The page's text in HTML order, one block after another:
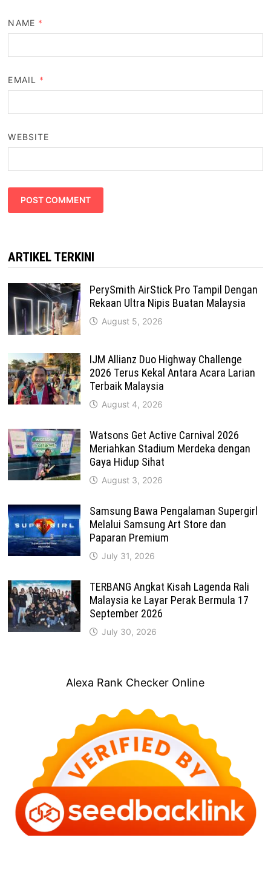
NAME *
EMAIL *
WEBSITE
ARTIKEL TERKINI
PerySmith AirStick Pro Tampil Dengan
Rekaan Ultra Nipis Buatan Malaysia
August 5, 2026
IJM Allianz Duo Highway Challenge
2026 Terus Kekal Antara Acara Larian
Terbaik Malaysia
August 4, 2026
Watsons Get Active Carnival 2026
Meriahkan Stadium Merdeka dengan
Gaya Hidup Sihat
August 3, 2026
Samsung Bawa Pengalaman Supergirl
Melalui Samsung Art Store dan
Paparan Premium
July 31, 2026
TERBANG Angkat Kisah Lagenda Rali
Malaysia ke Layar Perak Bermula 17
September 2026
July 30, 2026
Alexa Rank Checker Online